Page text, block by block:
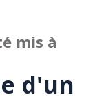
mis à
d'un